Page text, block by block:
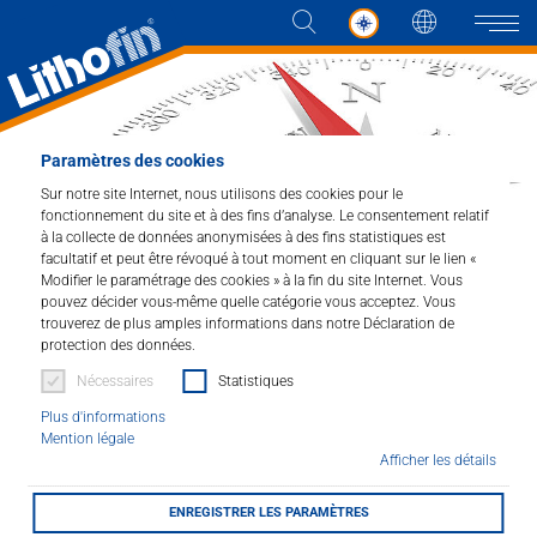
Paramètres des cookies
Sur notre site Internet, nous utilisons des cookies pour le
fonctionnement du site et à des fins d’analyse. Le consentement relatif
à la collecte de données anonymisées à des fins statistiques est
facultatif et peut être révoqué à tout moment en cliquant sur le lien «
Modifier le paramétrage des cookies » à la fin du site Internet. Vous
pouvez décider vous-même quelle catégorie vous acceptez. Vous
trouverez de plus amples informations dans notre Déclaration de
protection des données.
Nécessaires Statistiques
Plus d'informations
Mention légale
Afficher les détails
ENREGISTRER LES PARAMÈTRES
Langue
Produits
Les solutions
Actualités et plus
Entreprise
Contacter
Home Les solutions Lithofinder
Lithofinder.
Pour la recherche individuelle de
produits.